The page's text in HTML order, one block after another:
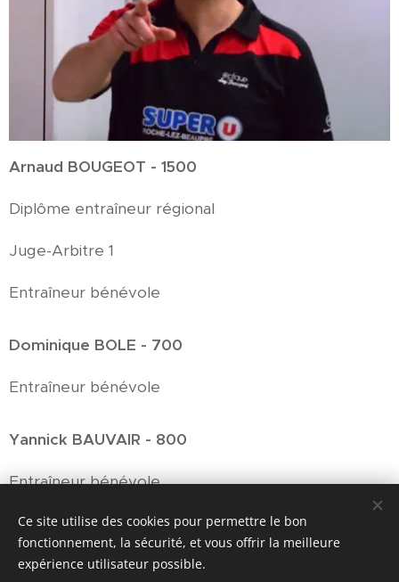
Arnaud BOUGEOT - 1500
Diplôme entraîneur régional
Juge-Arbitre 1
Entraîneur bénévole
Dominique BOLE - 700
Entraîneur bénévole
Yannick BAUVAIR - 800
Entraîneur bénévole
© 2022Tennis de Table ROCHE BESANCON.
Ce site utilise des cookies pour permettre le bon
fonctionnement, la sécurité, et vous offrir la meilleure
expérience utilisateur possible.